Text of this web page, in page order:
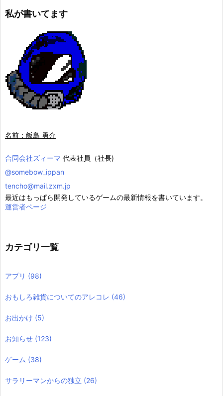
私が書いてます
名前：飯島 勇介
合同会社ズィーマ 代表社員（社長)
@somebow_ippan
tencho@mail.zxm.jp
最近はもっぱら開発しているゲームの最新情報を書いています。
運営者ページ
カテゴリ一覧
アプリ (98)
おもしろ雑貨についてのアレコレ (46)
お出かけ (5)
お知らせ (123)
ゲーム (38)
サラリーマンからの独立 (26)